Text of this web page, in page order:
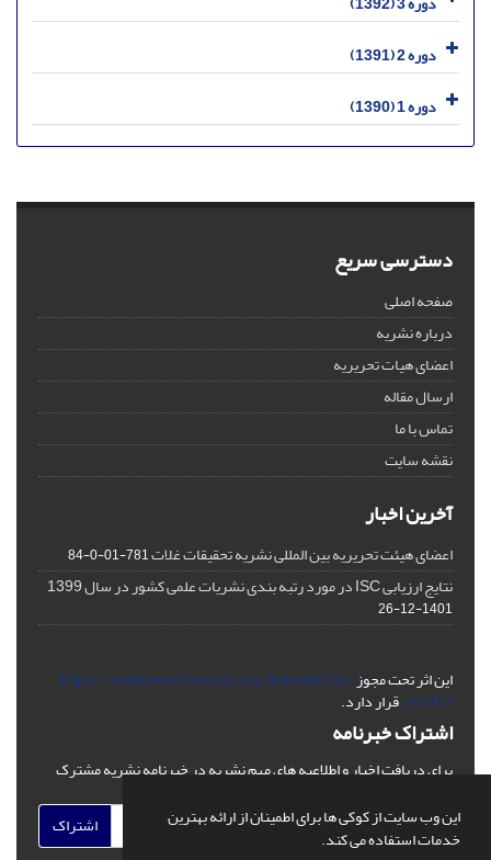
این وب سایت از کوکی ها برای اطمینان از ارائه بهترین
خدمات استفاده می کند.
دوره 2 (1391)
دوره 1 (1390)
دسترسی سریع
صفحه اصلی
درباره نشریه
اعضای هیات تحریریه
ارسال مقاله
تماس با ما
نقشه سایت
آخرین اخبار
اعضای هیئت تحریریه بین المللی نشریه تحقیقات غلات781-01-0-84
نتایج ارزیابی ISC در مورد رتبه بندی نشریات علمی کشور در سال 1399
1401-12-26
این اثر تحت مجوزhttps://creativecommons.org/licenses/by-
nc/4.0/ قرار دارد.
اشتراک خبرنامه
برای دریافت اخبار و اطلاعیه های مهم نشریه در خبرنامه نشریه مشترک
اشتراک